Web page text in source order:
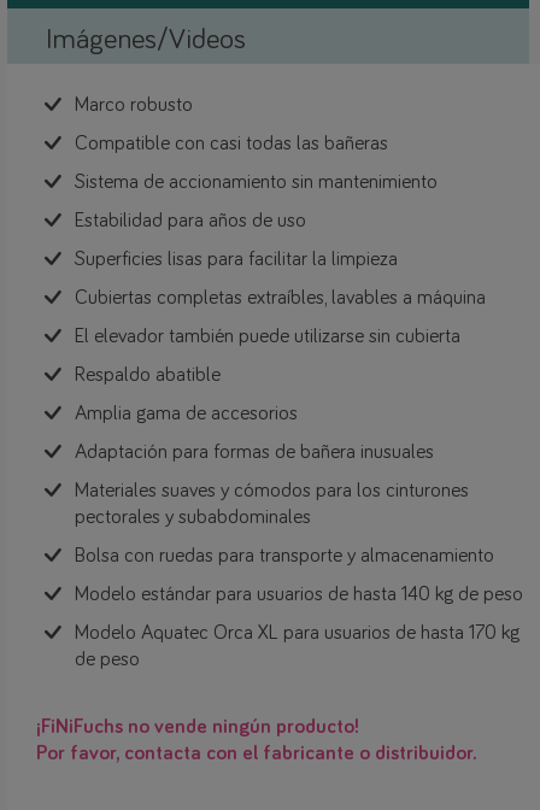
Imágenes/Videos
Marco robusto
Compatible con casi todas las bañeras
Sistema de accionamiento sin mantenimiento
Estabilidad para años de uso
Superficies lisas para facilitar la limpieza
Cubiertas completas extraíbles, lavables a máquina
El elevador también puede utilizarse sin cubierta
Respaldo abatible
Amplia gama de accesorios
Adaptación para formas de bañera inusuales
Materiales suaves y cómodos para los cinturones
pectorales y subabdominales
Bolsa con ruedas para transporte y almacenamiento
Modelo estándar para usuarios de hasta 140 kg de peso
Modelo Aquatec Orca XL para usuarios de hasta 170 kg
de peso
¡FiNiFuchs no vende ningún producto!
Por favor, contacta con el fabricante o distribuidor.